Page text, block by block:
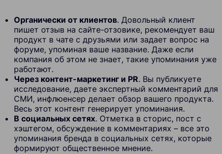
Органически от клиентов. Довольный клиент
пишет отзыв на сайте-отзовике, рекомендует ваш
продукт в чате с друзьями или задает вопрос на
форуме, упоминая ваше название. Даже если
компания об этом не знает, такие упоминания уже
работают.
Через контент-маркетинг и PR. Вы публикуете
исследование, даете экспертный комментарий для
СМИ, инфлюенсер делает обзор вашего продукта.
Весь этот контент генерирует упоминания.
В социальных сетях. Отметка в сторис, пост с
хэштегом, обсуждение в комментариях – все это
упоминания бренда в социальных сетях, которые
формируют общественное мнение.